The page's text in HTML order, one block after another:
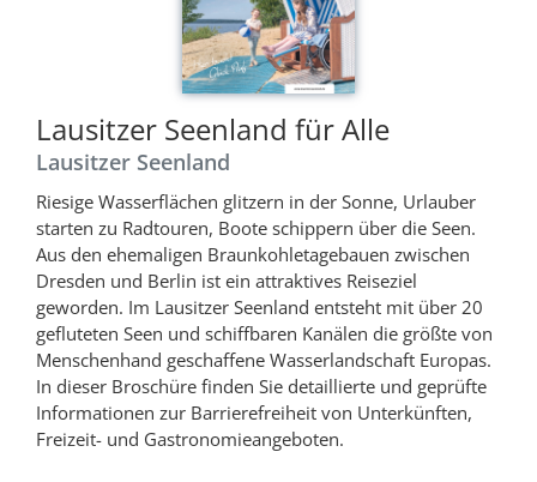
Lausitzer Seenland für Alle
Lausitzer Seenland
Riesige Wasserflächen glitzern in der Sonne, Urlauber
starten zu Radtouren, Boote schippern über die Seen.
Aus den ehemaligen Braunkohletagebauen zwischen
Dresden und Berlin ist ein attraktives Reiseziel
geworden. Im Lausitzer Seenland entsteht mit über 20
gefluteten Seen und schiffbaren Kanälen die größte von
Menschenhand geschaffene Wasserlandschaft Europas.
In dieser Broschüre finden Sie detaillierte und geprüfte
Informationen zur Barrierefreiheit von Unterkünften,
Freizeit- und Gastronomieangeboten.